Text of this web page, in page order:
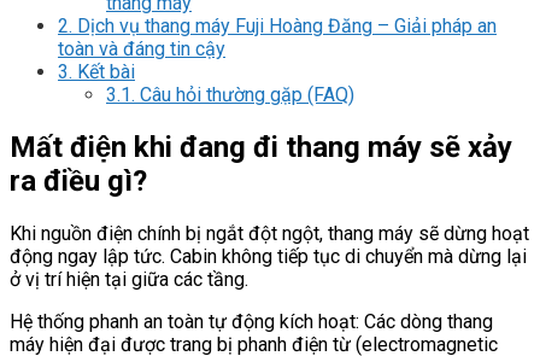
2. Dịch vụ thang máy Fuji Hoàng Đăng – Giải pháp an
toàn và đáng tin cậy
3. Kết bài
3.1. Câu hỏi thường gặp (FAQ)
Mất điện khi đang đi thang máy sẽ xảy
ra điều gì?
Khi nguồn điện chính bị ngắt đột ngột, thang máy sẽ dừng hoạt
động ngay lập tức. Cabin không tiếp tục di chuyển mà dừng lại
ở vị trí hiện tại giữa các tầng.
Hệ thống phanh an toàn tự động kích hoạt: Các dòng thang
máy hiện đại được trang bị phanh điện từ (electromagnetic